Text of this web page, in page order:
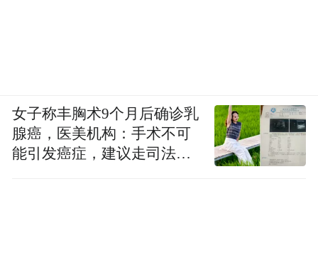
女子称丰胸术9个月后确诊乳
腺癌，医美机构：手术不可
能引发癌症，建议走司法途